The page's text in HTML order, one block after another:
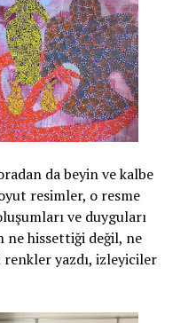
da beyin ve kalbe
resimler, o resme
ve duyguları
ne hissettiği değil, ne
yazdı, izleyiciler